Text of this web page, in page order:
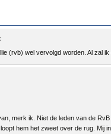
(rvb) wel vervolgd worden. Al zal
merk ik. Niet de leden van de
hem het zweet over de rug. Mij